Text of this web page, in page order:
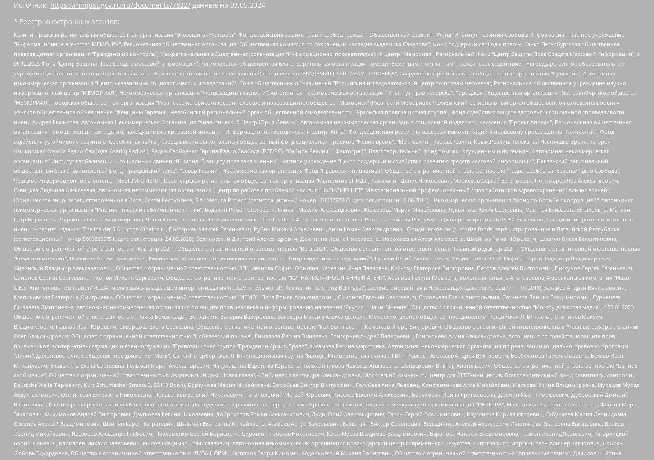
Источник: https://minjust.gov.ru/ru/documents/7822/ данные на 03.05.2024
* Реестр иностранных агентов:
Калининградская региональная общественная организация "Экозащита!-Женсовет", Фонд содействия защите прав и свобод граждан "Общественный вердикт", Фонд "Институт Развития Свободы Информации", Частное учреждение "Информационное агентство МЕМО. РУ", Региональная общественная организация "Общественная комиссия по сохранению наследия академика Сахарова", Фонд поддержки свободы прессы, Санкт-Петербургская общественная правозащитная организация "Гражданский контроль", Межрегиональная общественная организация "Информационно-просветительский центр "Мемориал", Региональный Фонд "Центр Защиты Прав Средств Массовой Информации", с 05.12.2023 Фонд "Центр Защиты Прав Средств массовой информации", Региональная общественная благотворительная организация помощи беженцам и мигрантам "Гражданское содействие", Негосударственное образовательное учреждение дополнительного профессионального образования (повышение квалификации) специалистов "АКАДЕМИЯ ПО ПРАВАМ ЧЕЛОВЕКА", Свердловская региональная общественная организация "Сутяжник", Автономная некоммерческая организация "Центр независимых социологических исследований", Союз общественных объединений "Российский исследовательский центр по правам человека", Региональное общественное учреждение научно-информационный центр "МЕМОРИАЛ", Некоммерческая организация "Фонд защиты гласности", Автономная некоммерческая организация "Институт прав человека", Городская общественная организация "Екатеринбургское общество "МЕМОРИАЛ", Городская общественная организация "Рязанское историко-просветительское и правозащитное общество "Мемориал" (Рязанский Мемориал), Челябинский региональный орган общественной самодеятельности – женское общественное объединение "Женщины Евразии", Челябинский региональный орган общественной самодеятельности "Уральская правозащитная группа", Фонд содействия защите здоровья и социальной справедливости имени Андрея Рылькова, Автономная Некоммерческая Организация "Аналитический Центр Юрия Левады", Автономная некоммерческая организация социальной поддержки населения "Проект Апрель", Региональная общественная организация помощи женщинам и детям, находящимся в кризисной ситуации "Информационно-методический центр "Анна", Фонд содействия развитию массовых коммуникаций и правовому просвещению "Так-так-Так", Фонд содействия устойчивому развитию "Серебряная тайга", Свердловский региональный общественный фонд социальных проектов "Новое время", "Idel.Реалии", Кавказ.Реалии, Крым.Реалии, Телеканал Настоящее Время, Татаро-башкирская служба Радио Свобода (Azatliq Radiosi), Радио Свободная Европа/Радио Свобода (PCE/PC), "Сибирь.Реалии", "Фактограф", Благотворительный фонд помощи осужденным и их семьям, Автономная некоммерческая организация "Институт глобализации и социальных движений", Фонд "В защиту прав заключенных", Частное учреждение "Центр поддержки и содействия развитию средств массовой информации", Пензенский региональный общественный благотворительный фонд "Гражданский союз", "Север.Реалии", Некоммерческая организация Фонд "Правовая инициатива", Общество с ограниченной ответственностью "Радио Свободная Европа/Радио Свобода", Чешское информационное агентство "MEDIUM-ORIENT", Красноярская региональная общественная организация "Мы против СПИДа", Камалягин Денис Николаевич, Маркелов Сергей Евгеньевич, Пономарев Лев Александрович, Савицкая Людмила Алексеевна, Автономная некоммерческая организация "Центр по работе с проблемой насилия "НАСИЛИЮ.НЕТ", Межрегиональный профессиональный союз работников здравоохранения "Альянс врачей", Юридическое лицо, зарегистрированное в Латвийской Республике, SIA "Medusa Project" (регистрационный номер 40103797863, дата регистрации 10.06.2014), Некоммерческая организация "Фонд по борьбе с коррупцией", Автономная некоммерческая организация "Институт права и публичной политики", Баданин Роман Сергеевич, Гликин Максим Александрович, Железнова Мария Михайловна, Лукьянова Юлия Сергеевна, Маетная Елизавета Витальевна, Маняхин Петр Борисович, Чуракова Ольга Владимировна, Ярош Юлия Петровна, Юридическое лицо "The Insider SIA", зарегистрированное в Риге, Латвийская Республика (дата регистрации 26.06.2015), являющееся администратором доменного имени интернет-издания "The Insider SIA", https://theins.ru, Постернак Алексей Евгеньевич, Рубин Михаил Аркадьевич, Анин Роман Александрович, Юридическое лицо Istories fonds, зарегистрированное в Латвийской Республике (регистрационный номер 50008295751, дата регистрации 24.02.2020), Великовский Дмитрий Александрович, Долинина Ирина Николаевна, Мароховская Алеся Алексеевна, Шлейнов Роман Юрьевич, Шмагун Олеся Валентиновна, Общество с ограниченной ответственностью "Альтаир 2021", Общество с ограниченной ответственностью "Вега 2021", Общество с ограниченной ответственностью "Главный редактор 2021", Общество с ограниченной ответственностью "Ромашки монолит", Важенков Артем Валерьевич, Ивановская областная общественная организация "Центр гендерных исследований", Гурман Юрий Альбертович, Медиапроект "ОВД-Инфо", Егоров Владимир Владимирович, Жилинский Владимир Александрович, Общество с ограниченной ответственностью "ЗП", Иванова София Юрьевна, Карезина Инна Павловна, Кильтау Екатерина Викторовна, Петров Алексей Викторович, Пискунов Сергей Евгеньевич, Смирнов Сергей Сергеевич, Тихонов Михаил Сергеевич, Общество с ограниченной ответственностью "ЖУРНАЛИСТ-ИНОСТРАННЫЙ АГЕНТ", Арапова Галина Юрьевна, Вольтская Татьяна Анатольевна, Американская компания "Mason G.E.S. Anonymous Foundation" (США), являющаяся владельцем интернет-издания https://mnews.world/, Компания "Stichting Bellingcat", зарегистрированная в Нидерландах (дата регистрации 11.07.2018), Захаров Андрей Вячеславович, Клепиковская Екатерина Дмитриевна, Общество с ограниченной ответственностью "МЕМО", Перл Роман Александрович, Симонов Евгений Алексеевич, Соловьева Елена Анатольевна, Сотников Даниил Владимирович, Сурначева Елизавета Дмитриевна, Автономная некоммерческая организация по защите прав человека и информированию населения "Якутия – Наше Мнение", Общество с ограниченной ответственностью "Москоу диджитал медиа", с 26.01.2023 Общество с ограниченной ответственностью "Чайка Белые сады", Ветошкина Валерия Валерьевна, Заговора Максим Александрович, Межрегиональное общественное движение "Российская ЛГБТ - сеть", Оленичев Максим Владимирович, Павлов Иван Юрьевич, Скворцова Елена Сергеевна, Общество с ограниченной ответственностью "Как бы инагент", Кочетков Игорь Викторович, Общество с ограниченной ответственностью "Честные выборы", Еланчик Олег Александрович, Общество с ограниченной ответственностью "Нобелевский призыв", Гималова Регина Эмилевна, Григорьев Андрей Валерьевич, Григорьева Алина Александровна, Ассоциация по содействию защите прав призывников, альтернативнослужащих и военнослужащих "Правозащитная группа "Гражданин.Армия.Право", Хисамова Регина Фаритовна, Автономная некоммерческая организация по реализации социально-правовых программ "Лилит", Дальневосточное общественное движение "Маяк", Санкт-Петербургская ЛГБТ-инициативная группа "Выход", Инициативная группа ЛГБТ+ "Реверс", Алексеев Андрей Викторович, Бекбулатова Таисия Львовна, Беляев Иван Михайлович, Владыкина Елена Сергеевна, Гельман Марат Александрович, Никульшина Вероника Юрьевна, Толоконникова Надежда Андреевна, Шендерович Виктор Анатольевич, Общество с ограниченной ответственностью "Данное сообщение", Общество с ограниченной ответственностью Издательский дом "Новая глава", Айнбиндер Александра Александровна, Московский комьюнити-центр для ЛГБТ+инициатив, Благотворительный фонд развития филантропии, Deutsche Welle (Германия, Kurt-Schumacher-Strasse 3, 53113 Bonn), Борзунова Мария Михайловна, Воробьев Виктор Викторович, Голубева Анна Львовна, Константинова Алла Михайловна, Малкова Ирина Владимировна, Мурадов Мурад Абдулгалимович, Осетинская Елизавета Николаевна, Понасенков Евгений Николаевич, Ганапольский Матвей Юрьевич, Киселев Евгений Алексеевич, Борухович Ирина Григорьевна, Дремин Иван Тимофеевич, Дубровский Дмитрий Викторович, Красноярская региональная общественная организация поддержки и развития альтернативных образовательных технологий и межкультурных коммуникаций "ИНТЕРРА", Маяковская Екатерина Алексеевна, Фейгин Марк Захарович, Филимонов Андрей Викторович, Дзугкоева Регина Николаевна, Доброхотов Роман Александрович, Дудь Юрий Александрович, Елкин Сергей Владимирович, Кругликов Кирилл Игоревич, Сабунаева Мария Леонидовна, Семенов Алексей Владимирович, Шаинян Карен Багратович, Шульман Екатерина Михайловна, Асафьев Артур Валерьевич, Вахштайн Виктор Семенович, Венедиктов Алексей Алексеевич, Лушникова Екатерина Евгеньевна, Волков Леонид Михайлович, Невзоров Александр Глебович, Пархоменко Сергей Борисович, Сироткин Ярослав Николаевич, Кара-Мурза Владимир Владимирович, Баранова Наталья Владимировна, Гозман Леонид Яковлевич, Кагарлицкий Борис Юльевич, Климарев Михаил Валерьевич, Милов Владимир Станиславович, Автономная некоммерческая организация Краснодарский центр современного искусства "Типография", Моргенштерн Алишер Тагирович, Соболь Любовь Эдуардовна, Общество с ограниченной ответственностью "ЛИЗА НОРМ", Каспаров Гарри Кимович, Ходорковский Михаил Борисович, Общество с ограниченной ответственностью "Апрельские тезисы", Данилович Ирина Брониславовна, Кашин Олег Владимирович, Петров Николай Владимирович, Пивоваров Алексей Владимирович, Соколов Михаил Владимирович, Цветкова Юлия Владимировна, Чичваркин Евгений Александрович, Комитет против пыток/Команда против пыток, Общество с ограниченной ответственностью "Первый научный", Общество с ограниченной ответственностью "Вертолет и ко", Белоцерковская Вероника Борисовна, Кац Максим Евгеньевич, Лазарева Татьяна Юрьевна, Шаведдинов Руслан Табризович, Яшин Илья Валерьевич, Общество с ограниченной ответственностью "Иноагент ААВ", Алешковский Дмитрий Петрович, Альбац Евгения Марковна, Быков Дмитрий Львович, Галямина Юлия Евгеньевна, Лойко Сергей Леонидович, Мартынов Кирилл Константинович, Медведев Сергей Александрович, Крашенинников Федор Геннадиевич, Гордеева Катерина Вл